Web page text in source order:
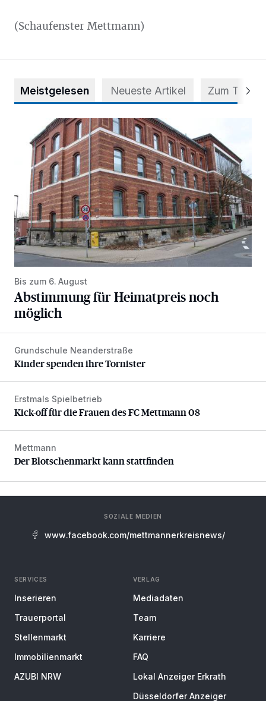
(Schaufenster Mettmann)
Meistgelesen Neueste Artikel Zum Thema
Abstimmung für Heimatpreis noch möglich
Bis zum 6. August
Abstimmung für Heimatpreis noch
möglich
Kinder spenden ihre Tornister
Grundschule Neanderstraße
Kinder spenden ihre Tornister
Kick-off für die Frauen des FC Mettmann 08
Erstmals Spielbetrieb
Kick-off für die Frauen des FC Mettmann 08
Der Blotschenmarkt kann stattfinden
Mettmann
Der Blotschenmarkt kann stattfinden
SOZIALE MEDIEN
www.facebook.com/mettmannerkreisnews/
SERVICES
Inserieren
Trauerportal
Stellenmarkt
Immobilienmarkt
AZUBI NRW
VERLAG
Mediadaten
Team
Karriere
FAQ
Lokal Anzeiger Erkrath
Düsseldorfer Anzeiger